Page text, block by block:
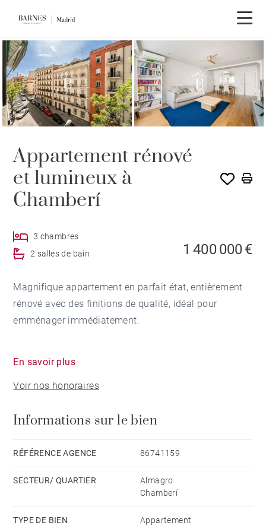
Visite vidéo
Appartement rénové
et lumineux à
Chamberí
3 chambres
2 salles de bain
1 400 000 €
Magnifique appartement en parfait état, entièrement
rénové avec des finitions de qualité, idéal pour
emménager immédiatement.
grand placard encastré, cuisine indépendante
entièrement équipée avec grand rangement et placard
salon-salle à manger, très lumineux, relie parfaitement
l'extérieur.
Le salon et la chambre principale sont orientés plein
naturelle tout au long de la journée. Toutes les pièces
En savoir plus
Voir nos honoraires
Informations sur le bien
RÉFÉRENCE AGENCE 86741159
SECTEUR/ QUARTIER
Almagro
Chamberí
TYPE DE BIEN Appartement